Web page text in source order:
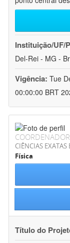
Instituição/UF/
Del-Rei - MG -
Vigência: Tue
00:00:00 BRT
CIÊNCIAS EXATAS
Física
Título do